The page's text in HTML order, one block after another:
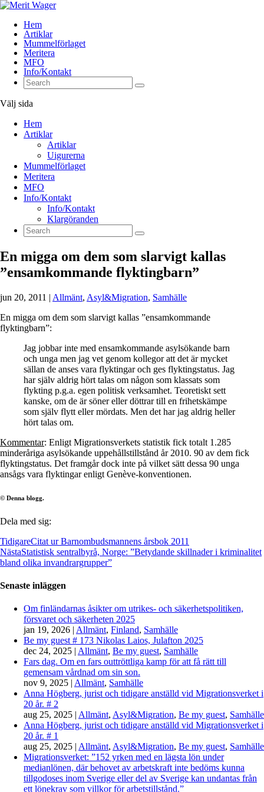
Hem
Artiklar
Mummelförlaget
Meritera
MFO
Info/Kontakt
Välj sida
Hem
Artiklar
Artiklar
Uigurerna
Mummelförlaget
Meritera
MFO
Info/Kontakt
Info/Kontakt
Klargöranden
En migga om dem som slarvigt kallas
”ensamkommande flyktingbarn”
jun 20, 2011 | Allmänt, Asyl&Migration, Samhälle
En migga om dem som slarvigt kallas ”ensamkommande
flyktingbarn”:
Jag jobbar inte med ensamkommande asylsökande barn
och unga men jag vet genom kollegor att det är mycket
sällan de anses vara flyktingar och ges flyktingstatus. Jag
har själv aldrig hört talas om någon som klassats som
flykting p.g.a. egen politisk verksamhet. Teoretiskt sett
kanske, om de är söner eller döttrar till en frihetskämpe
som själv flytt eller mördats. Men det har jag aldrig heller
hört talas om.
Kommentar: Enligt Migrationsverkets statistik fick totalt 1.285
minderåriga asylsökande uppehållstillstånd år 2010. 90 av dem fick
flyktingstatus. Det framgår dock inte på vilket sätt dessa 90 unga
ansågs vara flyktingar enligt Genève-konventionen.
© Denna blogg.
Dela med sig:
TidigareCitat ur Barnombudsmannens årsbok 2011
NästaStatistisk sentralbyrå, Norge: ”Betydande skillnader i kriminalitet
bland olika invandrargrupper”
Senaste inläggen
Om finländarnas åsikter om utrikes- och säkerhetspolitiken,
försvaret och säkerheten 2025
jan 19, 2026 | Allmänt, Finland, Samhälle
Be my guest # 173 Nikolas Laios, Julafton 2025
dec 24, 2025 | Allmänt, Be my guest, Samhälle
Fars dag. Om en fars outtröttliga kamp för att få rätt till
gemensam vårdnad om sin son.
nov 9, 2025 | Allmänt, Samhälle
Anna Högberg, jurist och tidigare anställd vid Migrationsverket i
20 år. # 2
aug 25, 2025 | Allmänt, Asyl&Migration, Be my guest, Samhälle
Anna Högberg, jurist och tidigare anställd vid Migrationsverket i
20 år. # 1
aug 25, 2025 | Allmänt, Asyl&Migration, Be my guest, Samhälle
Migrationsverket: ”152 yrken med en lägsta lön under
medianlönen, där behovet av arbetskraft inte bedöms kunna
tillgodoses inom Sverige eller del av Sverige kan undantas från
ett lönekrav som villkor för arbetstillstånd.”